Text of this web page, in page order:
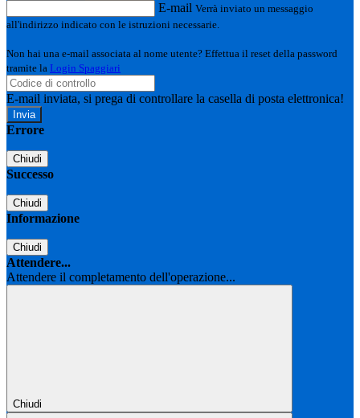
E-mail Verrà inviato un messaggio
all'indirizzo indicato con le istruzioni necessarie.
Non hai una e-mail associata al nome utente? Effettua il reset della password
tramite la Login Spaggiari
E-mail inviata, si prega di controllare la casella di posta elettronica!
Errore
Chiudi
Successo
Chiudi
Informazione
Chiudi
Attendere...
Attendere il completamento dell'operazione...
Chiudi